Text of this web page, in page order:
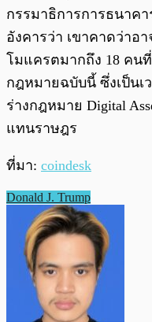
กรรมาธิการการธนาค
อังคารว่า เขาคาดว่าอ
โมแครตมากถึง 18 คน
กฎหมายฉบับนี้ ซึ่งเป็น
ร่างกฎหมาย Digital
แทนราษฎร
ที่มา: coindesk
Donald J. Trump